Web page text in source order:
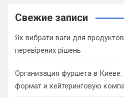
c
Свежие записи
Як вибрати ваги для
перевірених рішень
Организация фуршета в
формат и кейтеринговую